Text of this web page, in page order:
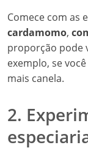
Comece com as
cardamomo,
proporção pode
exemplo, se
mais canela.
2.